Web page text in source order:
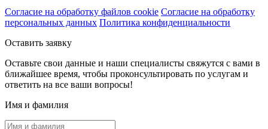
Согласие на обработку файлов cookie Согласие на обработку
персональных данных Политика конфиденциальности
Оставить заявку
Оставьте свои данные и наши специалисты свяжутся с вами в
ближайшее время, чтобы проконсультировать по услугам и
ответить на все ваши вопросы!
Имя и фамилия